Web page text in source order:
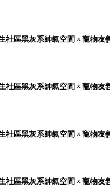
社區黑灰系帥氣空間 × 寵物
社區黑灰系帥氣空間 × 寵物
社區黑灰系帥氣空間 × 寵物
社區黑灰系帥氣空間 × 寵物